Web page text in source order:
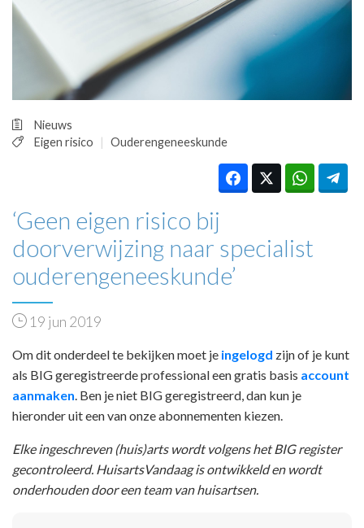
PRAKTIJKZAKEN
TARIEVEN
VPHUISARTSEN
MEDISCHE VAKHANDEL
REGISTRATIE
Nieuws
Eigen risico
Ouderengeneeskunde
‘Geen eigen risico bij
doorverwijzing naar specialist
ouderengeneeskunde’
19 jun 2019
Om dit onderdeel te bekijken moet je ingelogd zijn of je kunt
als BIG geregistreerde professional een gratis basis account
aanmaken . Ben je niet BIG geregistreerd, dan kun je
hieronder uit een van onze abonnementen kiezen.
Elke ingeschreven (huis)arts wordt volgens het BIG register
gecontroleerd. HuisartsVandaag is ontwikkeld en wordt
onderhouden door een team van huisartsen.